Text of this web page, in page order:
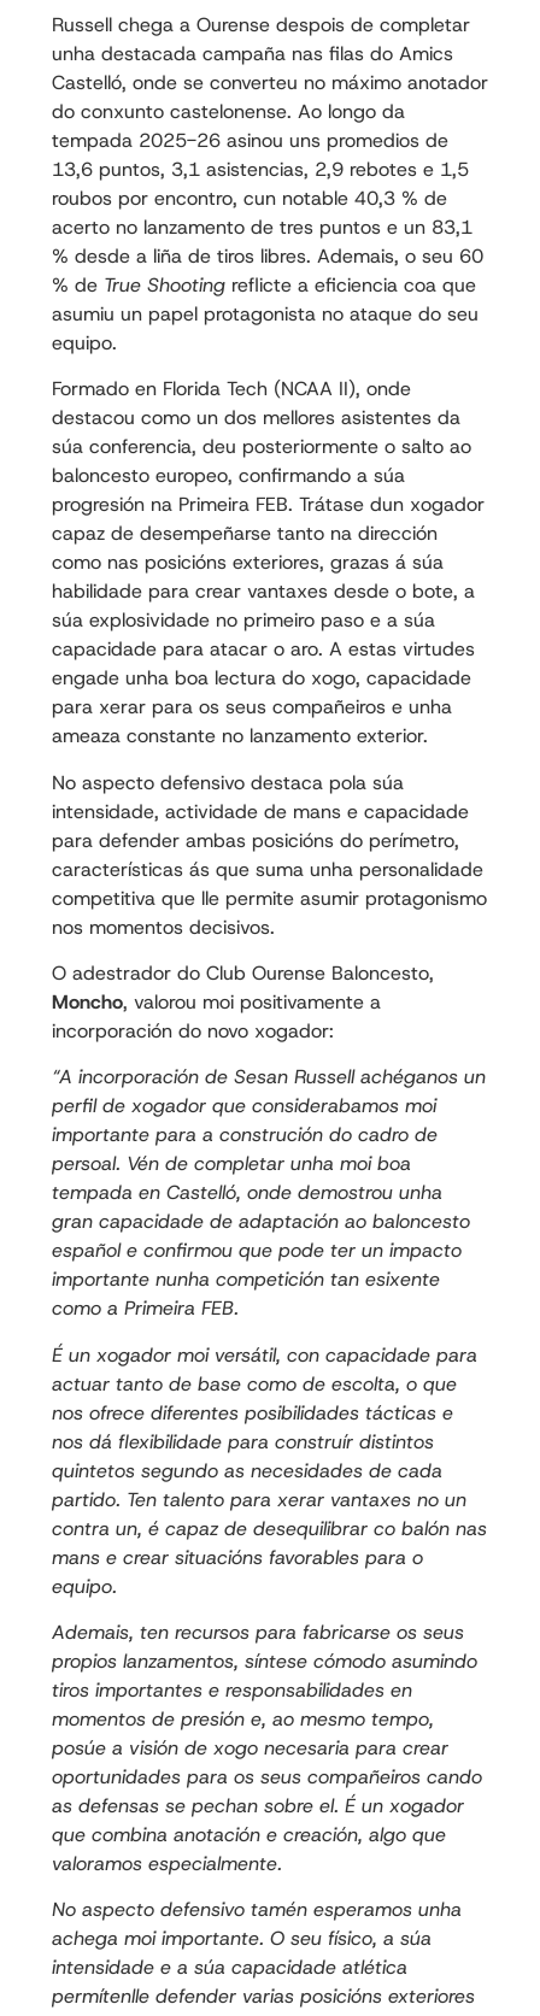
Russell chega a Ourense despois de completar
unha destacada campaña nas filas do Amics
Castelló, onde se converteu no máximo anotador
do conxunto castelonense. Ao longo da
tempada 2025-26 asinou uns promedios de
13,6 puntos, 3,1 asistencias, 2,9 rebotes e 1,5
roubos por encontro, cun notable 40,3 % de
acerto no lanzamento de tres puntos e un 83,1
% desde a liña de tiros libres. Ademais, o seu 60
% de True Shootingreflicte a eficiencia coa que
asumiu un papel protagonista no ataque do seu
equipo.
Formado en Florida Tech (NCAA II), onde
destacou como un dos mellores asistentes da
súa conferencia, deu posteriormente o salto ao
baloncesto europeo, confirmando a súa
progresión na Primeira FEB. Trátase dun xogador
capaz de desempeñarse tanto na dirección
como nas posicións exteriores, grazas á súa
habilidade para crear vantaxes desde o bote, a
súa explosividade no primeiro paso e a súa
capacidade para atacar o aro. A estas virtudes
engade unha boa lectura do xogo, capacidade
para xerar para os seus compañeiros e unha
ameaza constante no lanzamento exterior.
No aspecto defensivo destaca pola súa
intensidade, actividade de mans e capacidade
para defender ambas posicións do perímetro,
características ás que suma unha personalidade
competitiva que lle permite asumir protagonismo
nos momentos decisivos.
O adestrador do Club Ourense Baloncesto,
Moncho, valorou moi positivamente a
incorporación do novo xogador:
“A incorporación de Sesan Russell achéganos un
perfil de xogador que considerabamos moi
importante para a construción do cadro de
persoal. Vén de completar unha moi boa
tempada en Castelló, onde demostrou unha
gran capacidade de adaptación ao baloncesto
español e confirmou que pode ter un impacto
importante nunha competición tan esixente
como a Primeira FEB.
É un xogador moi versátil, con capacidade para
actuar tanto de base como de escolta, o que
nos ofrece diferentes posibilidades tácticas e
nos dá flexibilidade para construír distintos
quintetos segundo as necesidades de cada
partido. Ten talento para xerar vantaxes no un
contra un, é capaz de desequilibrar co balón nas
mans e crear situacións favorables para o
equipo.
Ademais, ten recursos para fabricarse os seus
propios lanzamentos, síntese cómodo asumindo
tiros importantes e responsabilidades en
momentos de presión e, ao mesmo tempo,
posúe a visión de xogo necesaria para crear
oportunidades para os seus compañeiros cando
as defensas se pechan sobre el. É un xogador
que combina anotación e creación, algo que
valoramos especialmente.
No aspecto defensivo tamén esperamos unha
achega moi importante. O seu físico, a súa
intensidade e a súa capacidade atlética
permítenlle defender varias posicións exteriores